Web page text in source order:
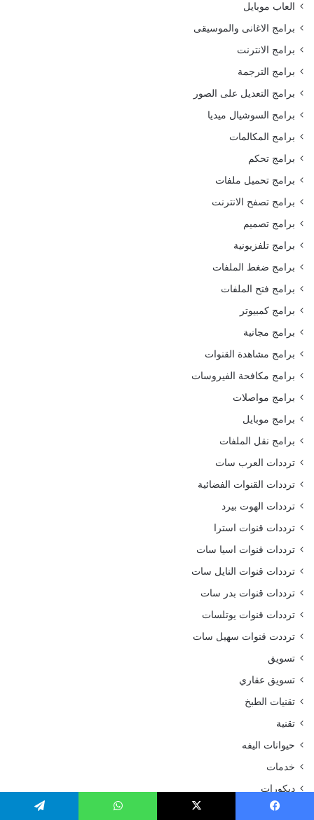
العاب موبايل
برامج الاغانى والموسيقى
برامج الانترنت
برامج الترجمة
برامج التعديل على الصور
برامج السوشيال ميديا
برامج المكالمات
برامج تحكم
برامج تحميل ملفات
برامج تصفح الانترنت
برامج تصميم
برامج تلفزيونية
برامج ضغط الملفات
برامج فتح الملفات
برامج كمبيوتر
برامج مجانية
برامج مشاهدة القنوات
برامج مكافحة الفيروسات
برامج مواصلات
برامج موبايل
برامج نقل الملفات
ترددات العرب سات
ترددات القنوات الفضائية
ترددات الهوت بيرد
ترددات قنوات استرا
ترددات قنوات اسيا سات
ترددات قنوات النايل سات
ترددات قنوات بدر سات
ترددات قنوات يوتلسات
ترددت قنوات سهيل سات
تسويق
تسويق عقاري
تقنيات الطبخ
تقنية
حيوانات اليفه
خدمات
ديكورات
رحلات وسفر